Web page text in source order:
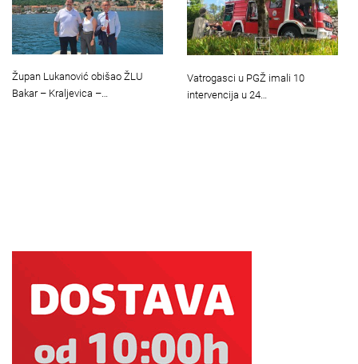
Župan Lukanović obišao ŽLU
Bakar – Kraljevica –…
Vatrogasci u PGŽ imali 10
intervencija u 24…